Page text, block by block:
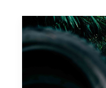
RECHERCHE